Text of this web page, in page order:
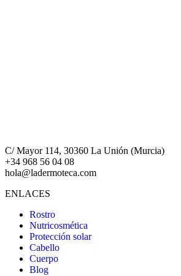
C/ Mayor 114, 30360 La Unión (Murcia)
+34 968 56 04 08
hola@ladermoteca.com
ENLACES
Rostro
Nutricosmética
Protección solar
Cabello
Cuerpo
Blog